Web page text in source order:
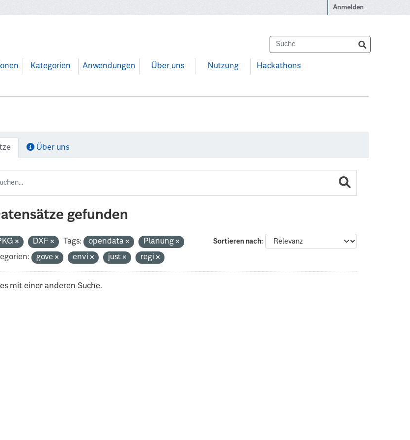
Anmelden
Kategorien Anwendungen Über uns Nutzung Hackathons
Über uns
gefunden
Sortieren nach
DXF Tags: opendata
Planung
gove envi just regi
mit einer anderen Suche.